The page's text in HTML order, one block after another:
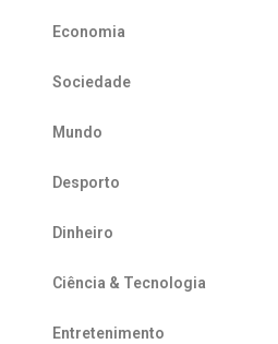
Economia
Sociedade
Mundo
Desporto
Dinheiro
Ciência & Tecnologia
Entretenimento